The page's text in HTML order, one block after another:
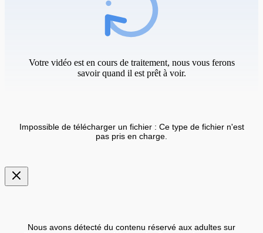
Votre vidéo est en cours de traitement, nous vous ferons
savoir quand il est prêt à voir.
Impossible de télécharger un fichier : Ce type de fichier n'est
pas pris en charge.
Nous avons détecté du contenu réservé aux adultes sur